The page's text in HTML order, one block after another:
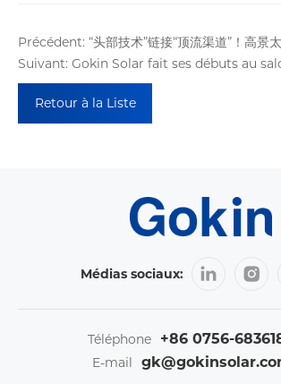
Retour à la Liste
Médias sociaux:
Téléphone +86 0756-
E-mail